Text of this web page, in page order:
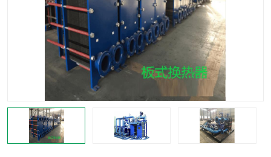
智能供水设备 锅炉辅机设备
非标加工设备